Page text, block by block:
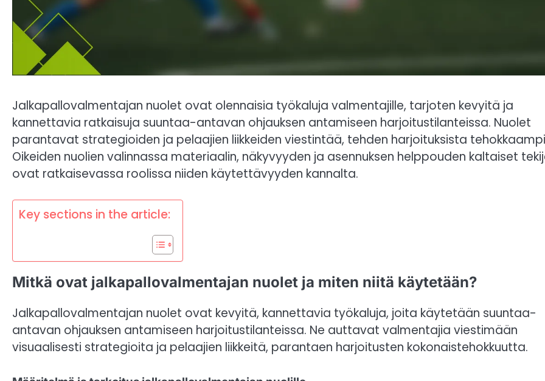
Jalkapallovalmentajan nuolet ovat olennaisia työkaluja valmentajille, tarjoten kevyitä ja
kannettavia ratkaisuja suuntaa-antavan ohjauksen antamiseen harjoitustilanteissa. Nuolet
parantavat strategioiden ja pelaajien liikkeiden viestintää, tehden harjoituksista
Oikeiden nuolien valinnassa materiaalin, näkyvyyden ja asennuksen helppouden kaltaiset
ovat ratkaisevassa roolissa niiden käytettävyyden kannalta.
Key sections in the article:
Mitkä ovat jalkapallovalmentajan nuolet ja miten niitä käytetään?
Jalkapallovalmentajan nuolet ovat kevyitä, kannettavia työkaluja, joita käytetään suuntaa-
antavan ohjauksen antamiseen harjoitustilanteissa. Ne auttavat valmentajia viestimään
visuaalisesti strategioita ja pelaajien liikkeitä, parantaen harjoitusten kokonaistehokkuutta.